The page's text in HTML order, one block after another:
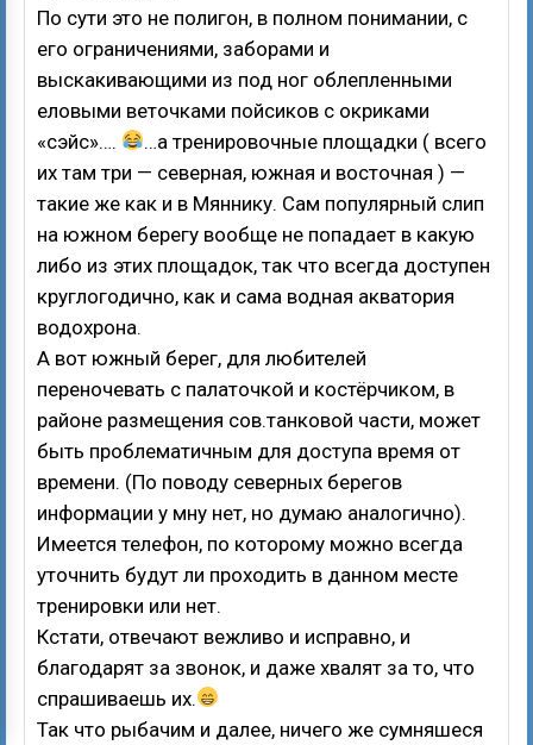
По сути это не полигон, в полном понимании, с
его ограничениями, заборами и
выскакивающими из под ног облепленными
еловыми веточками пойсиков с окриками
«сэйс»….
…а тренировочные площадки ( всего
их там три — северная, южная и восточная ) —
такие же как и в Мяннику. Сам популярный слип
на южном берегу вообще не попадает в какую
либо из этих площадок, так что всегда доступен
круглогодично, как и сама водная акватория
водохрона.
А вот южный берег, для любителей
переночевать с палаточкой и костёрчиком, в
районе размещения сов.танковой части, может
быть проблематичным для доступа время от
времени. (По поводу северных берегов
информации у мну нет, но думаю аналогично).
Имеется телефон, по которому можно всегда
уточнить будут ли проходить в данном месте
тренировки или нет.
Кстати, отвечают вежливо и исправно, и
благодарят за звонок, и даже хвалят за то, что
спрашиваешь их.
Так что рыбачим и далее, ничего же сумняшеся